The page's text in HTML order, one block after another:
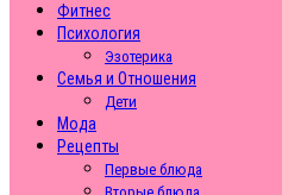
Фитнес
Психология
Эзотерика
Семья и Отношения
Дети
Мода
Рецепты
Первые блюда